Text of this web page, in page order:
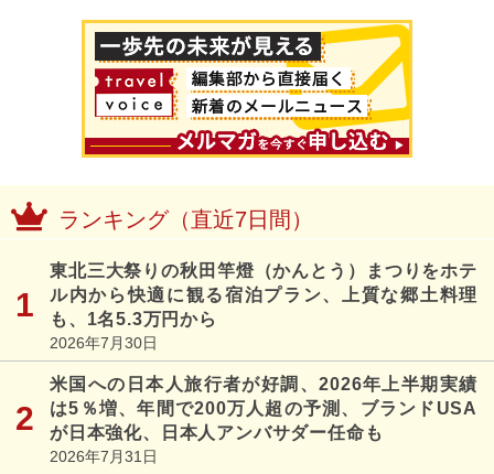
ランキング（直近7日間）
東北三大祭りの秋田竿燈（かんとう）まつりをホテ
ル内から快適に観る宿泊プラン、上質な郷土料理
も、1名5.3万円から
2026年7月30日
米国への日本人旅行者が好調、2026年上半期実績
は5％増、年間で200万人超の予測、ブランドUSA
が日本強化、日本人アンバサダー任命も
2026年7月31日